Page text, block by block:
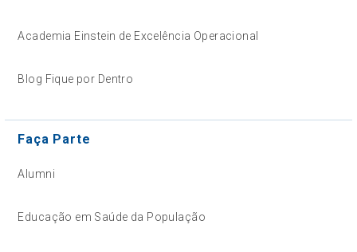
Academia Einstein de Excelência Operacional
Blog Fique por Dentro
Faça Parte
Alumni
Educação em Saúde da População